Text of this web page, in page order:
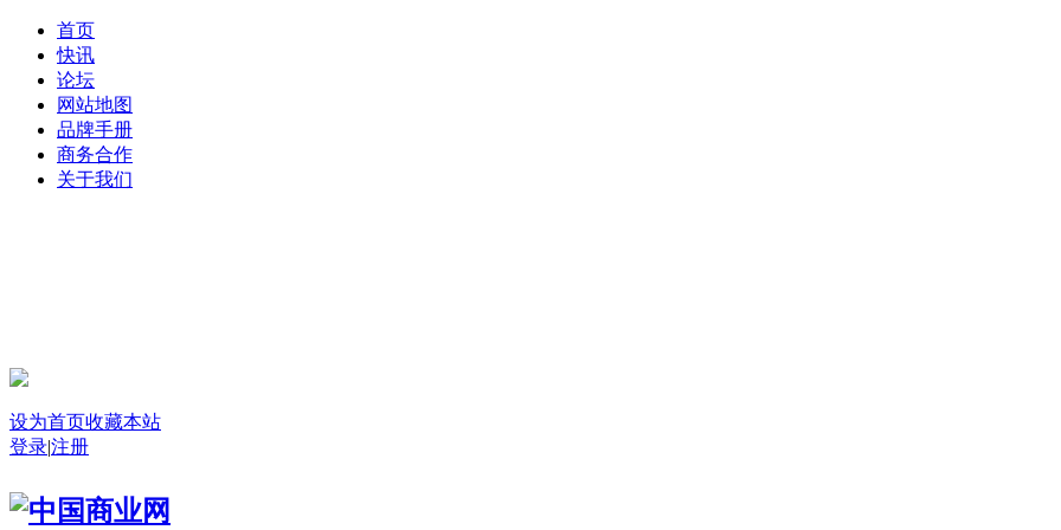
首页
快讯
论坛
网站地图
品牌手册
商务合作
关于我们
设为首页收藏本站
登录|注册